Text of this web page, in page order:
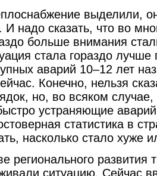
выделили,
надо сказать, что во
больше внимания
стала гораздо лучше
аварий 10–12 лет
Конечно, нельзя
но, во всяком
устраняющие
статистика в
насколько стало хуже
регионального развития
ситуацию. Сейчас